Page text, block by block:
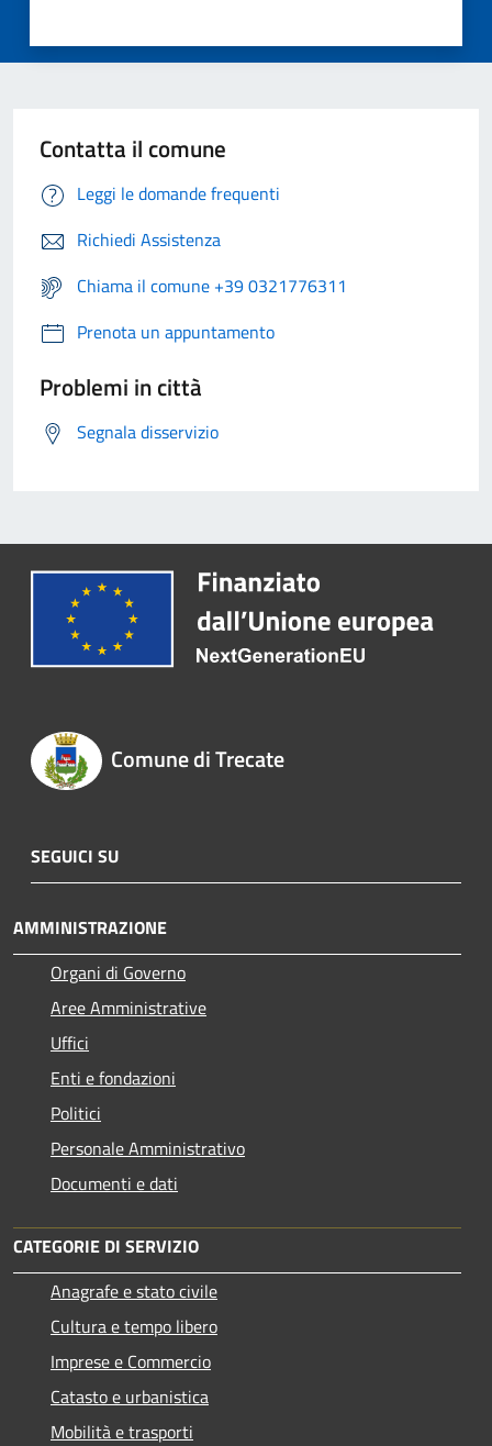
Contatta il comune
Leggi le domande frequenti
Richiedi Assistenza
Chiama il comune +39 0321776311
Prenota un appuntamento
Problemi in città
Segnala disservizio
Comune di Trecate
SEGUICI SU
AMMINISTRAZIONE
Organi di Governo
Aree Amministrative
Uffici
Enti e fondazioni
Politici
Personale Amministrativo
Documenti e dati
CATEGORIE DI SERVIZIO
Anagrafe e stato civile
Cultura e tempo libero
Imprese e Commercio
Catasto e urbanistica
Mobilità e trasporti